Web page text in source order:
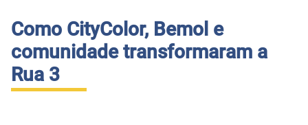
Como CityColor, Bemol e
comunidade transformaram a
Rua 3